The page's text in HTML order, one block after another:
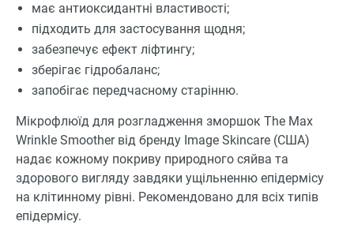
має антиоксидантні властивості;
підходить для застосування щодня;
забезпечує ефект ліфтингу;
зберігає гідробаланс;
запобігає передчасному старінню.
Мікрофлюїд для розгладження зморшок The Max
Wrinkle Smoother від бренду Image Skincare (США)
надає кожному покриву природного сяйва та
здорового вигляду завдяки ущільненню епідермісу
на клітинному рівні. Рекомендовано для всіх типів
епідермісу.